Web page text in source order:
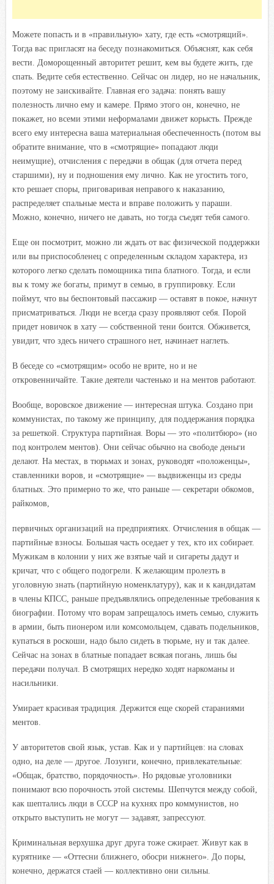
Можете попасть и в «правильную» хату, где есть «смотрящий».
Тогда вас пригласят на беседу познакомиться. Объяснят, как себя
вести. Доморощенный авторитет решит, кем вы будете жить, где
спать. Ведите себя естественно. Сейчас он лидер, но не начальник,
поэтому не заискивайте. Главная его задача: понять вашу
полезность лично ему и камере. Прямо этого он, конечно, не
покажет, но всеми этими неформалами движет корысть. Прежде
всего ему интересна ваша материальная обеспеченность (потом вы
обратите внимание, что в «смотрящие» попадают люди
неимущие), отчисления с передачи в общак (для отчета перед
старшими), ну и подношения ему лично. Как не угостить того,
кто решает споры, приговаривая неправого к наказанию,
распределяет спальные места и вправе положить у параши.
Можно, конечно, ничего не давать, но тогда съедят тебя самого.
Еще он посмотрит, можно ли ждать от вас физической поддержки
или вы приспособленец с определенным складом характера, из
которого легко сделать помощника типа блатного. Тогда, и если
вы к тому же богаты, примут в семью, в группировку. Если
поймут, что вы беспонтовый пассажир — оставят в покое, начнут
присматриваться. Люди не всегда сразу проявляют себя. Порой
придет новичок в хату — собственной тени боится. Обживется,
увидит, что здесь ничего страшного нет, начинает наглеть.
В беседе со «смотрящим» особо не врите, но и не
откровенничайте. Такие деятели частенько и на ментов работают.
Вообще, воровское движение — интересная штука. Создано при
коммунистах, по такому же принципу, для поддержания порядка
за решеткой. Структура партийная. Воры — это «политбюро» (но
под контролем ментов). Они сейчас обычно на свободе деньги
делают. На местах, в тюрьмах и зонах, руководят «положенцы»,
ставленники воров, и «смотрящие» — выдвиженцы из среды
блатных. Это примерно то же, что раньше — секретари обкомов,
райкомов,
первичных организаций на предприятиях. Отчисления в общак —
партийные взносы. Большая часть оседает у тех, кто их собирает.
Мужикам в колонии у них же взятые чай и сигареты дадут и
кричат, что с общего подогрели. К желающим пролезть в
уголовную знать (партийную номенклатуру), как и к кандидатам
в члены КПСС, раньше предъявлялись определенные требования к
биографии. Потому что ворам запрещалось иметь семью, служить
в армии, быть пионером или комсомольцем, сдавать подельников,
купаться в роскоши, надо было сидеть в тюрьме, ну и так далее.
Сейчас на зонах в блатные попадает всякая погань, лишь бы
передачи получал. В смотрящих нередко ходят наркоманы и
насильники.
Умирает красивая традиция. Держится еще скорей стараниями
ментов.
У авторитетов свой язык, устав. Как и у партийцев: на словах
одно, на деле — другое. Лозунги, конечно, привлекательные:
«Общак, братство, порядочность». Но рядовые уголовники
понимают всю порочность этой системы. Шепчутся между собой,
как шептались люди в СССР на кухнях про коммунистов, но
открыто выступить не могут — задавят, запрессуют.
Криминальная верхушка друг друга тоже сжирает. Живут как в
курятнике — «Оттесни ближнего, обосри нижнего». До поры,
конечно, держатся стаей — коллективно они сильны.